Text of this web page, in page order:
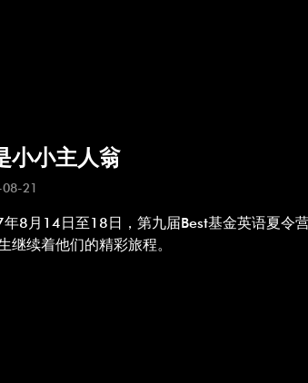
小小主人翁
08-21
8月14日至18日，第九届Best基金英语夏令
继续着他们的精彩旅程。